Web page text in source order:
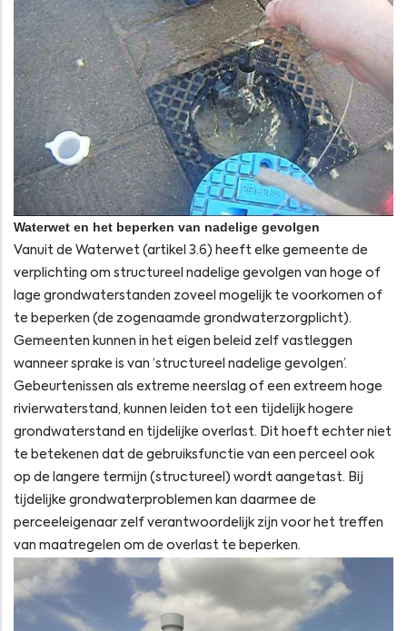
Waterwet en het beperken van nadelige gevolgen
Vanuit de Waterwet (artikel 3.6) heeft elke gemeente de
verplichting om structureel nadelige gevolgen van hoge of
lage grondwaterstanden zoveel mogelijk te voorkomen of
te beperken (de zogenaamde grondwaterzorgplicht).
Gemeenten kunnen in het eigen beleid zelf vastleggen
wanneer sprake is van ‘structureel nadelige gevolgen’.
Gebeurtenissen als extreme neerslag of een extreem hoge
rivierwaterstand, kunnen leiden tot een tijdelijk hogere
grondwaterstand en tijdelijke overlast. Dit hoeft echter niet
te betekenen dat de gebruiksfunctie van een perceel ook
op de langere termijn (structureel) wordt aangetast. Bij
tijdelijke grondwaterproblemen kan daarmee de
perceeleigenaar zelf verantwoordelijk zijn voor het treffen
van maatregelen om de overlast te beperken.